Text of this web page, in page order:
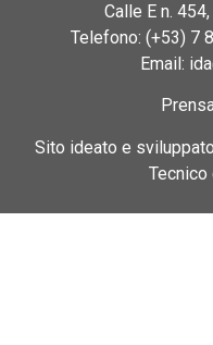
Calle E n.
Telefono: (+53) 7
Email:
Sito ideato e
Tecnico